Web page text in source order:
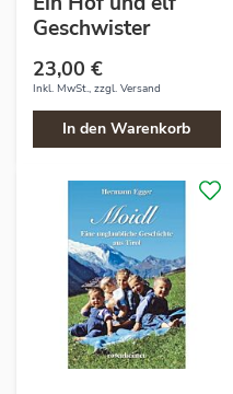
Geschwister
23,00 €
Inkl. MwSt., zzgl. Versand
In den Warenkorb